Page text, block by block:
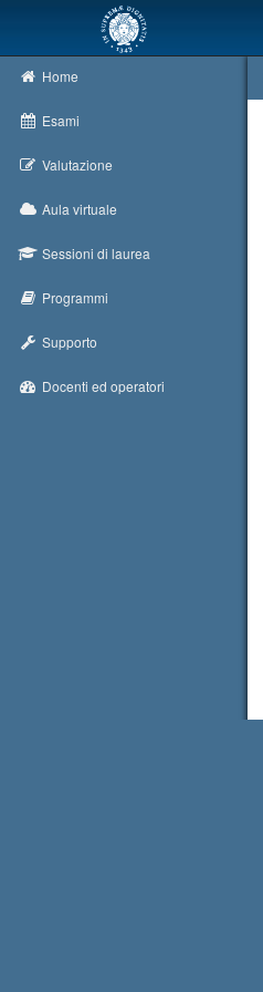
Home
Esami
Valutazione
Aula virtuale
Sessioni di laurea
Programmi
Supporto
Docenti ed operatori